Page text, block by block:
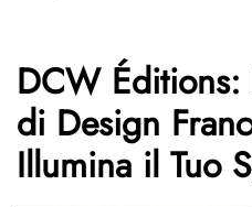
DCW
di Design
Illumina il Tuo